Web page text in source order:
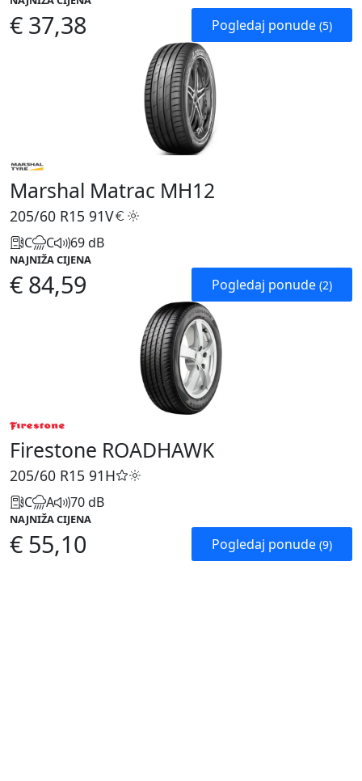
€ 37,38 Pogledaj ponude (5)
Marshal Matrac MH12
205/60 R15 91V
C C 69 dB
NAJNIŽA CIJENA
€ 84,59 Pogledaj ponude (2)
Firestone ROADHAWK
205/60 R15 91H
C A 70 dB
NAJNIŽA CIJENA
€ 55,10 Pogledaj ponude (9)